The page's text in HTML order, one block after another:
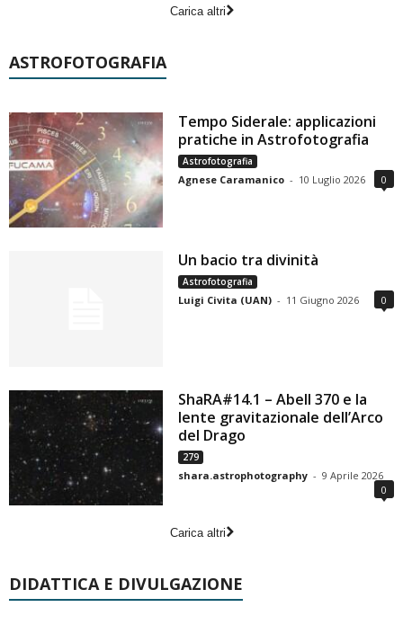
Carica altri
ASTROFOTOGRAFIA
Tempo Siderale: applicazioni
pratiche in Astrofotografia
Astrofotografia
Agnese Caramanico - 10 Luglio 2026 0
Un bacio tra divinità
Astrofotografia
Luigi Civita (UAN) - 11 Giugno 2026 0
ShaRA#14.1 – Abell 370 e la
lente gravitazionale dell’Arco
del Drago
279
shara.astrophotography - 9 Aprile 2026
0
Carica altri
DIDATTICA E DIVULGAZIONE